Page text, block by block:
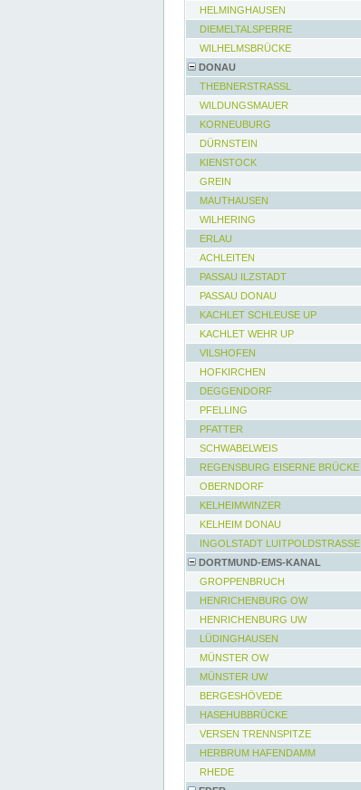
HELMINGHAUSEN
DIEMELTALSPERRE
WILHELMSBRÜCKE
DONAU
THEBNERSTRASSL
WILDUNGSMAUER
KORNEUBURG
DÜRNSTEIN
KIENSTOCK
GREIN
MAUTHAUSEN
WILHERING
ERLAU
ACHLEITEN
PASSAU ILZSTADT
PASSAU DONAU
KACHLET SCHLEUSE UP
KACHLET WEHR UP
VILSHOFEN
HOFKIRCHEN
DEGGENDORF
PFELLING
PFATTER
SCHWABELWEIS
REGENSBURG EISERNE BRÜCKE
OBERNDORF
KELHEIMWINZER
KELHEIM DONAU
INGOLSTADT LUITPOLDSTRASSE
DORTMUND-EMS-KANAL
GROPPENBRUCH
HENRICHENBURG OW
HENRICHENBURG UW
LÜDINGHAUSEN
MÜNSTER OW
MÜNSTER UW
BERGESHÖVEDE
HASEHUBBRÜCKE
VERSEN TRENNSPITZE
HERBRUM HAFENDAMM
RHEDE